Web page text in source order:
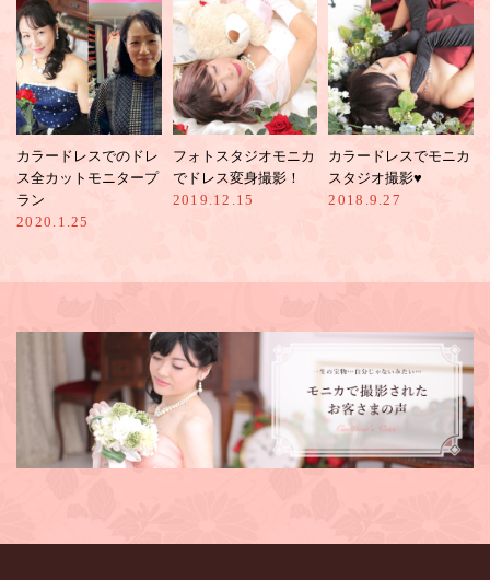
カラードレスでのドレ
ス全カットモニタープ
ラン
2020.1.25
フォトスタジオモニカ
でドレス変身撮影！
2019.12.15
カラードレスでモニカ
スタジオ撮影♥︎
2018.9.27